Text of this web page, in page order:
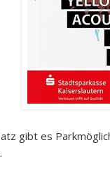
gibt es